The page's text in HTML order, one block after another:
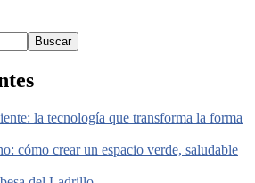
Buscar
la tecnología que transforma la forma
cómo crear un espacio verde, saludable